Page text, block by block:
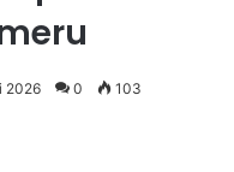
2026 0 103